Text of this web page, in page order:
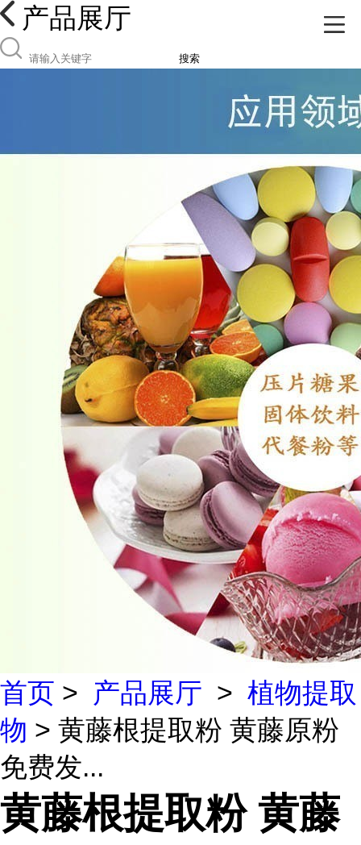
产品展厅
搜索
首页 > 产品展厅 > 植物提取
物 > 黄藤根提取粉 黄藤原粉
免费发...
黄藤根提取粉 黄藤